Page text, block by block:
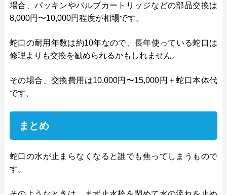
場合、パッキンやバルブカートリッジなどの部品交換は
8,000円〜10,000円程度が相場です。
蛇口の耐用年数は約10年なので、長年使っている蛇口は
修理よりも交換を勧められるかもしれません。
その場合、交換費用は10,000円〜15,000円＋蛇口本体代
です。
まとめ
蛇口の水が止まらなくなると誰でも焦ってしまうもので
す。